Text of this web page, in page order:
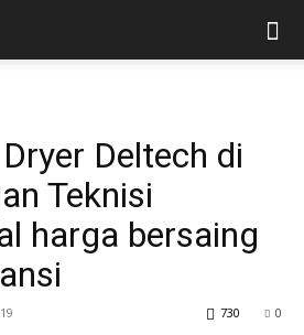
Deltech di
Teknisi
harga bersaing
0
730